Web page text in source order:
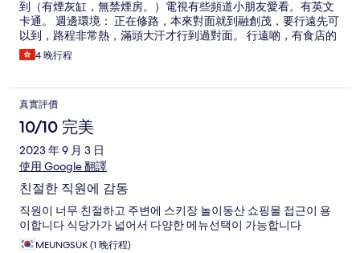
到（有煙灰缸，無禁煙房。）電視有些頻道小朋友愛看。有英文
卡通。 週邊環境： 正在修路，本來對面就到融創茂，要行遠先可
以到，路程非常熱，滿頭大汗才行到過對面。 行遠啲，有食店的
燒蠔和蟹粥好抵食夾大件，大約￥88半打特大蠔，￥98一煱粥。
融創樂園3點前免費入場自費玩，馬戲2點和4點有一場，入了場
其他詳細唔寫了。如果你6點入場要￥69，13項送一項玩（很多
都唔玩得） 旅店樓下或融創茂附近，有電單車小販賣滑雪手套，
玩具，襪，樓下有按摩店，有便利店，有幾間食店。 壞處：（純
個人感受） 住宿期間要進房間做滅蟲，要求退房後先做卻遭拒
絕。 整座大厦20多層得三層係旅店，這旅店只佔其中一層。 前
台服務員是穿背心或白T恤。 房內洗手盆有發霉，水柸還有水
（相片的水我倒左），牆邊有塵有污漬。（如果你唔介意，影響
唔大。） 天氣太熱時冷氣唔夠涼，天氣無咁熱冷氣就夠涼。 無雪
櫃。風筒線太短。厠所抽風機看似壞。 其他平台有這旅店出租時
租。 住4晚，估計入住有3成。 親子套房好似唔似有50，好迫。
價格中等 我想上載加相，但是加唔到
4 晚行程
真實評價
10/10 完美
2023 年 9 月 3 日
使用 Google 翻譯
친절한 직원에 감동
직원이 너무 친절하고 주변에 스키장 놀이동산 쇼핑몰 접근이 용
이합니다 식당가가 넓어서 다양한 메뉴선택이 가능합니다
MEUNGSUK (1 晚行程)